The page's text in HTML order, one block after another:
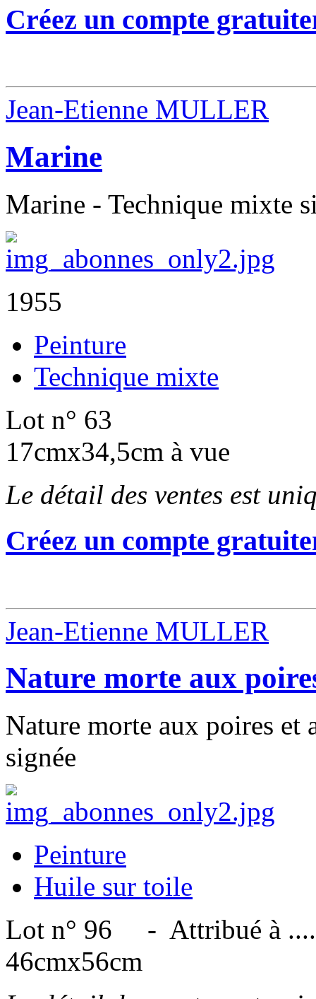
Créez un compte
Jean-Etienne MULLER
Marine
Marine - Technique mixte
1955
Peinture
Technique mixte
Lot n° 63
17cmx34,5cm à vue
Le détail des ventes est
Créez un compte
Jean-Etienne MULLER
Nature morte aux
Nature morte aux poires
signée
Peinture
Huile sur toile
Lot n° 96 - Attribué à
46cmx56cm